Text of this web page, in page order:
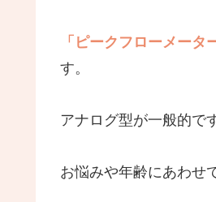
「ピークフローメータ
す。
アナログ型が一般的で
お悩みや年齢にあわせ